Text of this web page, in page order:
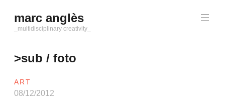
al
contenido
marc anglès
_multidisciplinary creativity_
>sub / foto
ART
08/12/2012